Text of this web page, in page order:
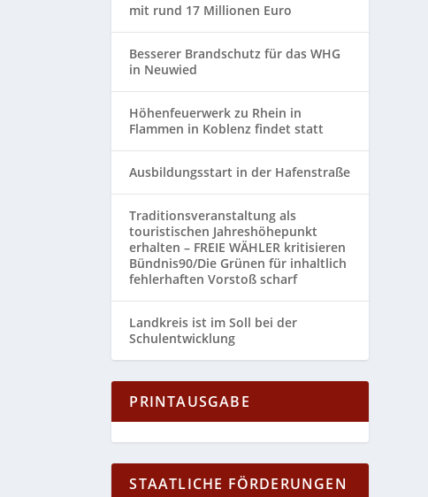
mit rund 17 Millionen Euro
Besserer Brandschutz für das WHG
in Neuwied
Höhenfeuerwerk zu Rhein in
Flammen in Koblenz findet statt
Ausbildungsstart in der Hafenstraße
Traditionsveranstaltung als
touristischen Jahreshöhepunkt
erhalten – FREIE WÄHLER kritisieren
Bündnis90/Die Grünen für inhaltlich
fehlerhaften Vorstoß scharf
Landkreis ist im Soll bei der
Schulentwicklung
PRINTAUSGABE
STAATLICHE FÖRDERUNGEN